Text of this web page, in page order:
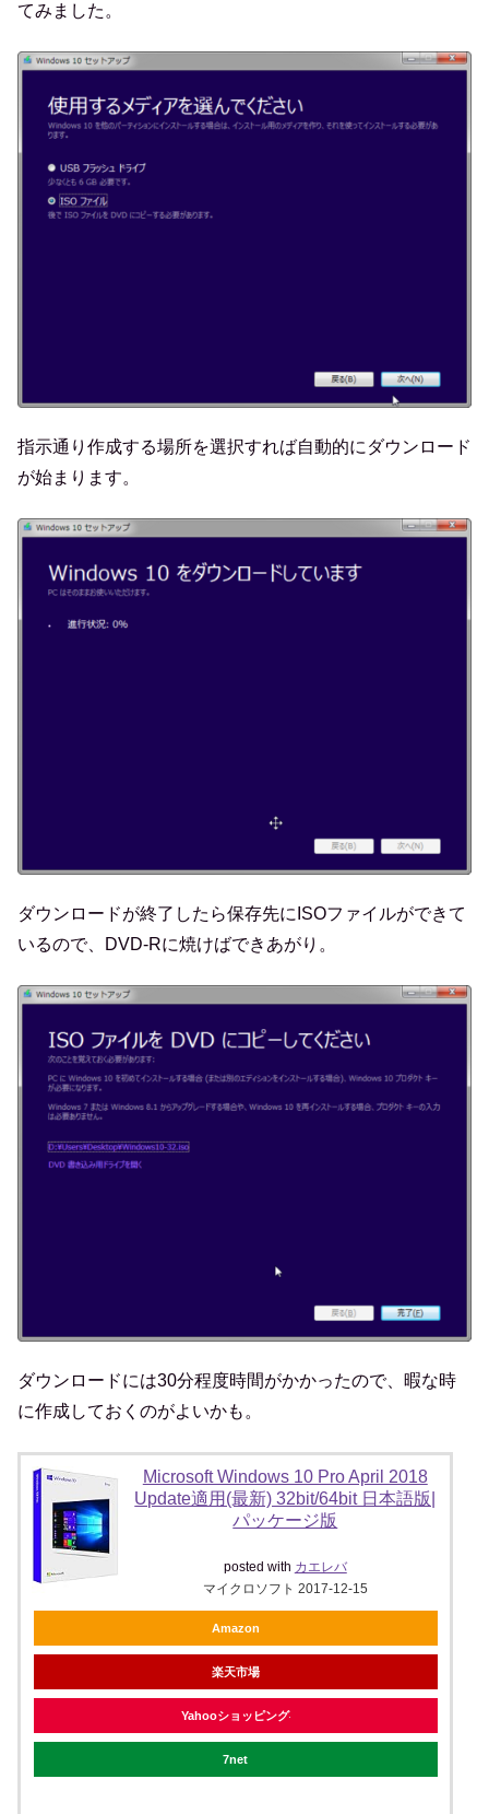
てみました。
指示通り作成する場所を選択すれば自動的にダウンロード
が始まります。
ダウンロードが終了したら保存先にISOファイルができて
いるので、DVD-Rに焼けばできあがり。
ダウンロードには30分程度時間がかかったので、暇な時
に作成しておくのがよいかも。
Microsoft Windows 10 Pro April 2018
Update適用(最新) 32bit/64bit 日本語版|
パッケージ版
posted with カエレバ
マイクロソフト 2017-12-15
Amazon
楽天市場
Yahooショッピング
7net